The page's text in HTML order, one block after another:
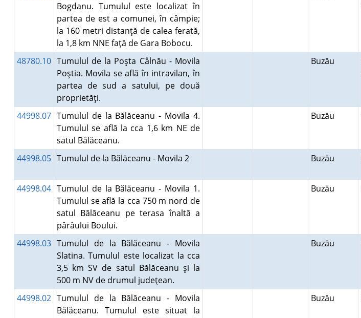
Bogdanu. Tumulul este localizat în
partea de est a comunei, în câmpie;
la 160 metri distanţă de calea ferată,
la 1,8 km NNE faţă de Gara Bobocu.
48780.10 Tumulul de la Poşta Câlnău - Movila
Poştia. Movila se află în intravilan, în
partea de sud a satului, pe două
proprietăţi.
Buzău
44998.07 Tumulul de la Bălăceanu - Movila 4.
Tumulul se află la cca 1,6 km NE de
satul Bălăceanu.
Buzău
44998.05 Tumulul de la Bălăceanu - Movila 2 Buzău
44998.04 Tumulul de la Bălăceanu - Movila 1.
Tumulul se află la cca 750 m nord de
satul Bălăceanu pe terasa înaltă a
pârâului Boului.
Buzău
44998.03 Tumulul de la Bălăceanu - Movila
Slatina. Tumulul este localizat la cca
3,5 km SV de satul Bălăceanu şi la
500 m NV de drumul judeţean.
Buzău
44998.02 Tumulul de la Bălăceanu - Movila
Bălăceanu. Tumulul este situat la
Buzău